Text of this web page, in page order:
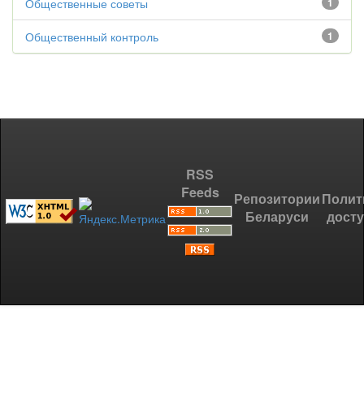
Общественные советы
1
Общественный контроль
RSS
Feeds
Репозитории
Беларуси